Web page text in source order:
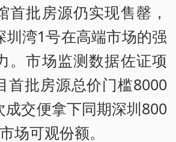
首批房源仍实现售罄，
圳湾1号在高端市场的强
。市场监测数据佐证项
首批房源总价门槛8000
成交便拿下同期深圳800
场可观份额。